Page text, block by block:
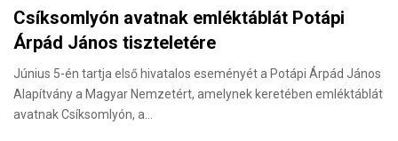
Csíksomlyón avatnak emléktáblát Potápi
Árpád János tiszteletére
Június 5-én tartja első hivatalos eseményét a Potápi Árpád János
Alapítvány a Magyar Nemzetért, amelynek keretében emléktáblát
avatnak Csíksomlyón, a…